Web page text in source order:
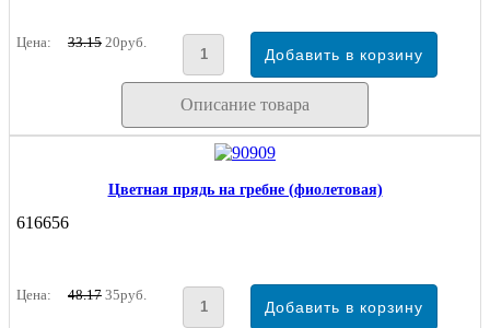
Цена: 33.15 20руб.
Описание товара
Цветная прядь на гребне (фиолетовая)
616656
Цена: 48.17 35руб.